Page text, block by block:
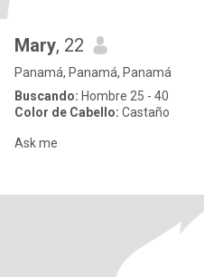
Mary, 22
Panamá, Panamá, Panamá
Buscando: Hombre 25 - 40
Color de Cabello: Castaño
Ask me